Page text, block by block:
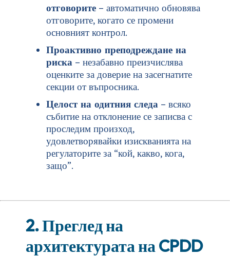
отговорите – автоматично обновява
отговорите, когато се промени
основният контрол.
Проактивно преподреждане на
риска – незабавно преизчислява
оценките за доверие на засегнатите
секции от въпросника.
Целост на одитния следа – всяко
събитие на отклонение се записва с
проследим произход,
удовлетворявайки изискванията на
регулаторите за “кой, какво, кога,
защо”.
2. Преглед на
архитектурата на CPDD